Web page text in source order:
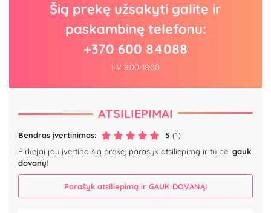
Šią prekę užsakyti galite ir
paskambinę telefonu:
+370 600 84088
I-V 8:00-18:00
ATSILIEPIMAI
Bendras įvertinimas: 5 (1)
Pirkėjai jau įvertino šią prekę, parašyk atsiliepimą ir tu bei gauk
dovanų!
Parašyk atsiliepimą ir GAUK DOVANĄ!